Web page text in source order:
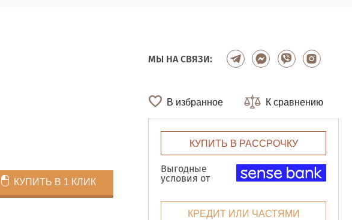
КУПИТЬ В 1 КЛИК
МЫ НА СВЯЗИ:
В избранное К сравнению
КУПИТЬ В РАССРОЧКУ
Выгодные
условия от
КРЕДИТ ИЛИ ЧАСТЯМИ